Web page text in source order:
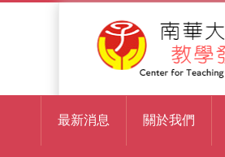
最新消息 關於我們